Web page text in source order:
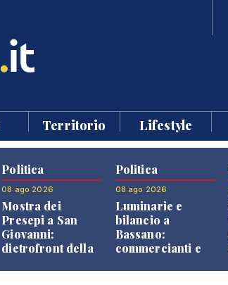
Territorio Lifestyle
Politica
08 ago 2026
Mostra dei
Presepi a San
Giovanni:
dietrofront della
Politica
08 ago 2026
Luminarie e
bilancio a
Bassano:
commercianti e